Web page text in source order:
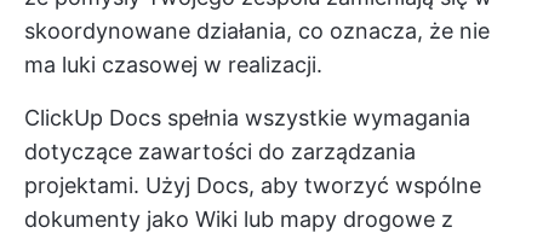
skoordynowane działania, co oznacza, że nie
ma luki czasowej w realizacji.
ClickUp Docs spełnia wszystkie wymagania
dotyczące zawartości do zarządzania
projektami. Użyj Docs, aby tworzyć wspólne
dokumenty jako Wiki lub mapy drogowe z